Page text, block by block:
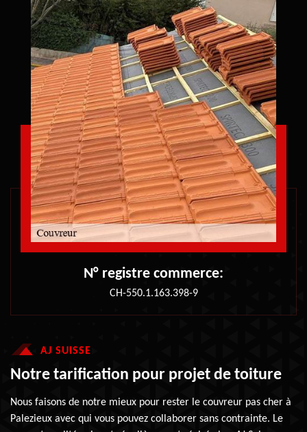
N° registre commerce:
CH-550.1.163.398-9
AJ SUISSE
Notre tarification pour projet de toiture
Nous faisons de notre mieux pour rester le couvreur pas cher à
Palezieux avec qui vous pouvez collaborer sans contrainte. Le